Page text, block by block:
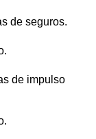
de seguros.
de impulso